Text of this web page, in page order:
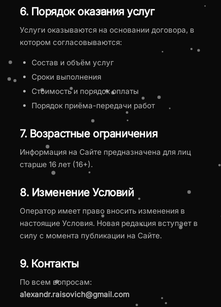
6. Порядок оказания услуг
Услуги оказываются на основании договора, в
котором согласовываются:
Состав и объём услуг
Сроки выполнения
Стоимость и порядок оплаты
Порядок приёма-передачи работ
7. Возрастные ограничения
Информация на Сайте предназначена для лиц
старше 16 лет (16+).
8. Изменение Условий
Оператор имеет право вносить изменения в
настоящие Условия. Новая редакция вступает в
силу с момента публикации на Сайте.
9. Контакты
По всем вопросам:
alexandr.raisovich@gmail.com